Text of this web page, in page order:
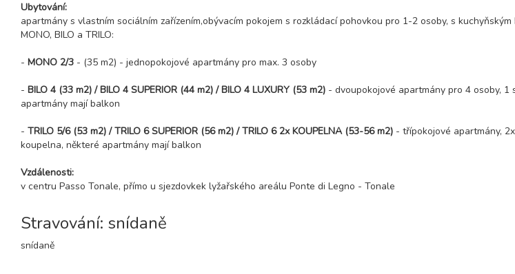
Ubytování:
apartmány s vlastním sociálním zařízením,obývacím pokojem s rozkládací pohovkou pro 1-2 osoby, s
MONO, BILO a TRILO:
- MONO 2/3 - (35 m2) - jednopokojové apartmány pro max. 3 osoby
- BILO 4 (33 m2) / BILO 4 SUPERIOR (44 m2) / BILO 4 LUXURY (53 m2) - dvoupokojové apartmány pro 4 osoby, 1
apartmány mají balkon
- TRILO 5/6 (53 m2) / TRILO 6 SUPERIOR (56 m2) / TRILO 6 2x KOUPELNA (53-56 m2) - třípokojové apartmány,
koupelna, některé apartmány mají balkon
Vzdálenosti:
v centru Passo Tonale, přímo u sjezdovkek lyžařského areálu Ponte di Legno - Tonale
Stravování: snídaně
snídaně